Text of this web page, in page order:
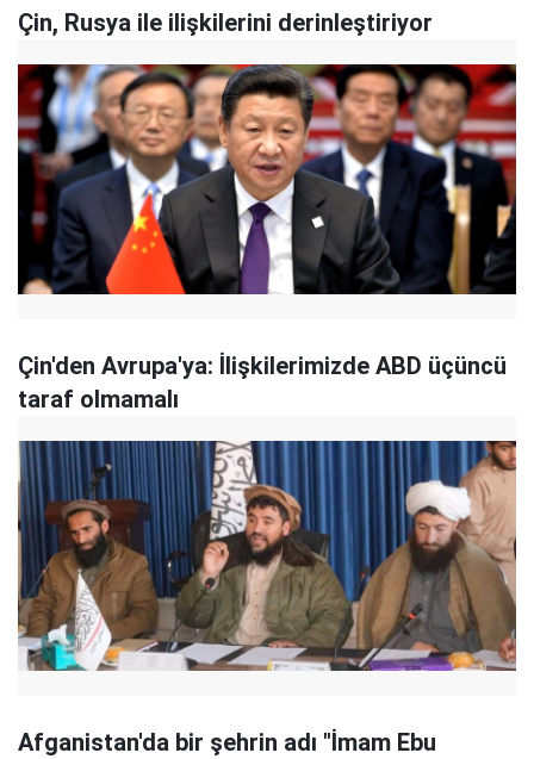
Çin, Rusya ile ilişkilerini derinleştiriyor
Çin'den Avrupa'ya: İlişkilerimizde ABD üçüncü
taraf olmamalı
Afganistan'da bir şehrin adı "İmam Ebu